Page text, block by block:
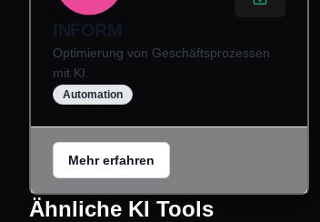
INFORM
Optimierung von Geschäftsprozessen
mit KI.
Automation
Mehr erfahren
Ähnliche KI Tools